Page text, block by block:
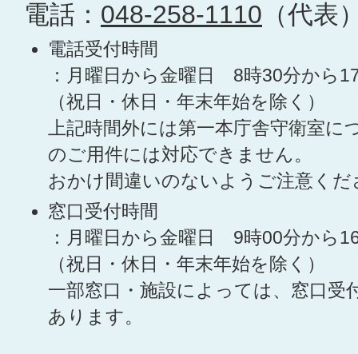
電話： 048-258-1110 （代表
電話受付時間
：月曜日から金曜日 8時30分から
（祝日・休日・年末年始を除く）
上記時間外には第一本庁舎守衛室に
のご用件には対応できません。
おかけ間違いのないようご注意くだ
窓口受付時間
：月曜日から金曜日 9時00分から
（祝日・休日・年末年始を除く）
一部窓口・施設によっては、窓口受
あります。